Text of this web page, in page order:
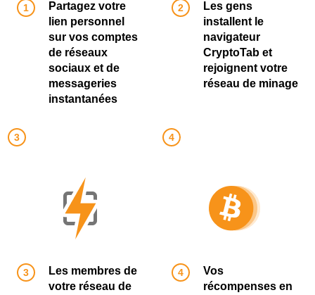
Partagez votre
lien personnel
sur vos comptes
de réseaux
sociaux et de
messageries
instantanées
Les gens
installent le
navigateur
CryptoTab et
rejoignent votre
réseau de minage
Les membres de
votre réseau de
Vos
récompenses en